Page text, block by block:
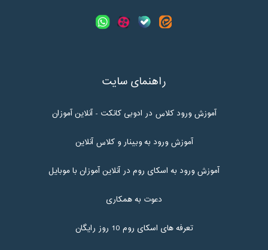
راهنمای سایت
آموزش ورود کلاس در ادوبی کانکت - آنلاین آموزان
آموزش ورود به وبینار و کلاس آنلاین
آموزش ورود به اسکای روم در آنلاین آموزان با موبایل
دعوت به همکاری
تعرفه های اسکای روم 10 روز رایگان